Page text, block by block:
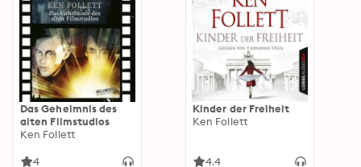
Das Geheimnis des
alten Filmstudios
Ken Follett
4
Kinder der Freiheit
Ken Follett
4.4